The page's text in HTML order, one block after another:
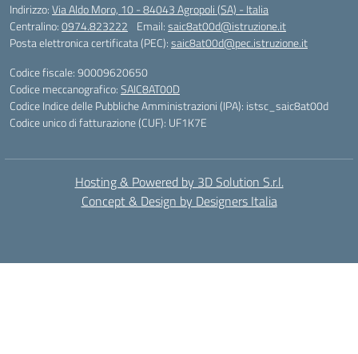
Indirizzo:Via Aldo Moro, 10 - 84043 Agropoli (SA) - Italia
Centralino:0974.823222 Email:saic8at00d@istruzione.it
Posta elettronica certificata (PEC):saic8at00d@pec.istruzione.it
Codice fiscale: 90009620650
Codice meccanografico:SAIC8AT00D
Codice Indice delle Pubbliche Amministrazioni (IPA): istsc_saic8at00d
Codice unico di fatturazione (CUF): UF1K7E
Hosting & Powered by 3D Solution S.r.l.
Concept & Design by Designers Italia